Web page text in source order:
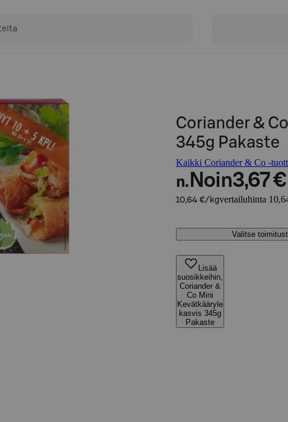
Coriander &
345g Pakaste
Kaikki Coriander & Co -
n. Noin3,67 €
10,64 €/kgvertailuhinta
Valitse
Lisää
suosikkeihin,
Coriander &
Co Mini
Kevätkääryle
kasvis 345g
Pakaste